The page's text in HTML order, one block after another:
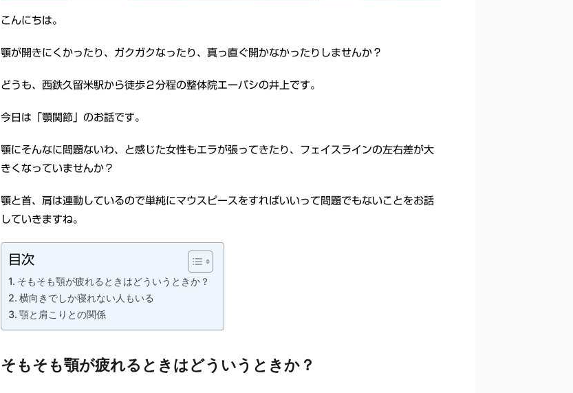
こんにちは。
顎が開きにくかったり、ガクガクなったり、真っ直ぐ開かなかったりしませんか？
どうも、西鉄久留米駅から徒歩２分程の整体院エーパシの井上です。
今日は「顎関節」のお話です。
顎にそんなに問題ないわ、と感じた女性もエラが張ってきたり、フェイスラインの左右差が大
きくなっていませんか？
顎と首、肩は連動しているので単純にマウスピースをすればいいって問題でもないことをお話
していきますね。
目次
そもそも顎が疲れるときはどういうときか？
横向きでしか寝れない人もいる
顎と肩こりとの関係
そもそも顎が疲れるときはどういうときか？